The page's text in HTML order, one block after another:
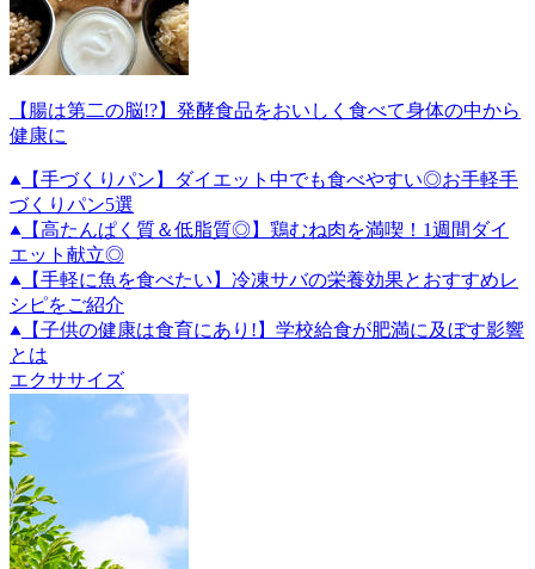
【腸は第二の脳!?】発酵食品をおいしく食べて身体の中から
健康に
【手づくりパン】ダイエット中でも食べやすい◎お手軽手
づくりパン5選
【高たんぱく質＆低脂質◎】鶏むね肉を満喫！1週間ダイ
エット献立◎
【手軽に魚を食べたい】冷凍サバの栄養効果とおすすめレ
シピをご紹介
【子供の健康は食育にあり!】学校給食が肥満に及ぼす影響
とは
エクササイズ